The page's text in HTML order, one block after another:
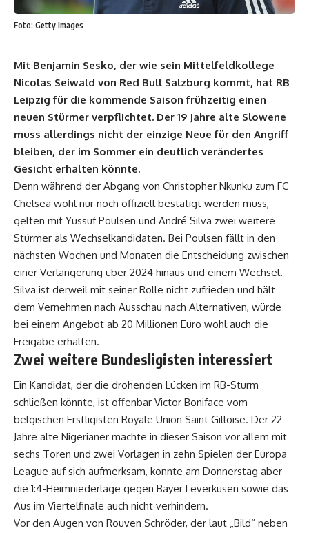
Foto: Getty Images
Mit Benjamin Sesko, der wie sein Mittelfeldkollege
Nicolas Seiwald von Red Bull Salzburg kommt, hat RB
Leipzig für die kommende Saison frühzeitig einen
neuen Stürmer verpflichtet. Der 19 Jahre alte Slowene
muss allerdings nicht der einzige Neue für den Angriff
bleiben, der im Sommer ein deutlich verändertes
Gesicht erhalten könnte.
Denn während der Abgang von Christopher Nkunku zum FC
Chelsea wohl nur noch offiziell bestätigt werden muss,
gelten mit Yussuf Poulsen und André Silva zwei weitere
Stürmer als Wechselkandidaten. Bei Poulsen fällt in den
nächsten Wochen und Monaten die Entscheidung zwischen
einer Verlängerung über 2024 hinaus und einem Wechsel.
Silva ist derweil mit seiner Rolle nicht zufrieden und hält
dem Vernehmen nach Ausschau nach Alternativen, würde
bei einem Angebot ab 20 Millionen Euro wohl auch die
Freigabe erhalten.
Zwei weitere Bundesligisten interessiert
Ein Kandidat, der die drohenden Lücken im RB-Sturm
schließen könnte, ist offenbar Victor Boniface vom
belgischen Erstligisten Royale Union Saint Gilloise. Der 22
Jahre alte Nigerianer machte in dieser Saison vor allem mit
sechs Toren und zwei Vorlagen in zehn Spielen der Europa
League auf sich aufmerksam, konnte am Donnerstag aber
die 1:4-Heimniederlage gegen Bayer Leverkusen sowie das
Aus im Viertelfinale auch nicht verhindern.
Vor den Augen von Rouven Schröder, der laut „Bild“ neben